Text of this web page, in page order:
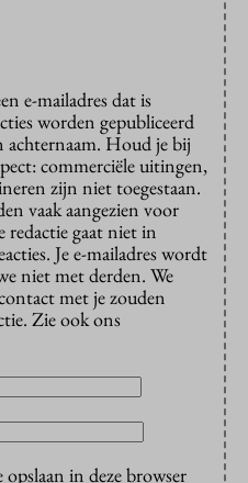
e-mailadres dat is
worden gepubliceerd
Houd je bij
commerciële uitingen,
zijn niet toegestaan.
vaak aangezien voor
redactie gaat niet in
Je e-mailadres wordt
niet met derden. We
met je zouden
Zie ook ons
in deze browser